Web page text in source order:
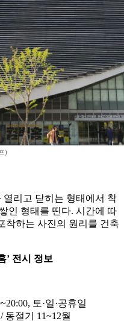
)
리고 닫히는 형태에서 착
인 형태를 띤다. 시간에 따
착하는 사진의 원리를 건축
’ 전시 정보
토·일·공휴일
동절기 11~12월